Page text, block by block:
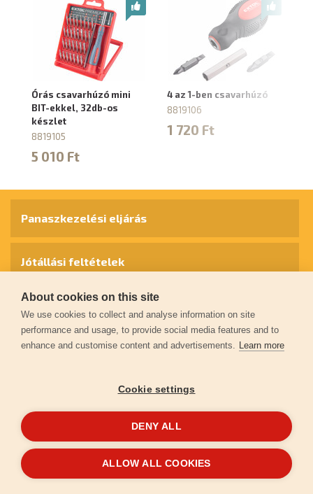
Órás csavarhúzó mini
BIT-ekkel, 32db-os
készlet
8819105
5 010 Ft
4 az 1-ben csavarhúzó
8819106
1 720 Ft
© 2026extol.hu- Minden jog fenntartva
Panaszkezelési eljárás
Jótállási feltételek
Személyes adatok védelme
Kapcsolat
Garancia regisztráció
LétrehoztaFEO
About cookies on this site
We use cookies to collect and analyse information on site
performance and usage, to provide social media features and to
enhance and customise content and advertisements. Learn more
Cookie settings
DENY ALL
ALLOW ALL COOKIES